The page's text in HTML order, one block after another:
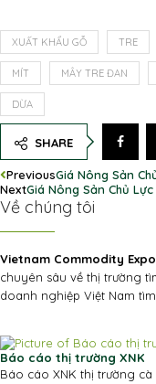
XUẤT KHẨU GỖ TRE
MÍT MÂY TRE ĐAN
DỪA
SHARE
PreviousGiá Nông Sản
NextGiá Nông Sản Chủ
Về chúng tôi
Vietnam Commodity
chuyên sâu về thị trường
doanh nghiệp Việt Nam
Báo cáo thị trường XNK
Báo cáo XNK thị trường